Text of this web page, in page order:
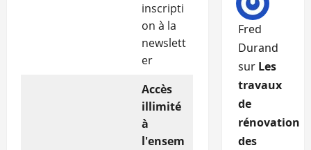
inscripti
on à la
newslett
er
Accès
illimité
à
l'ensem
Fred
Durand
sur Les
travaux
de
rénovation
des